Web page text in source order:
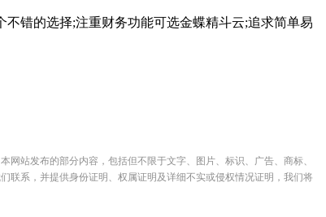
错的选择;注重财务功能可选金蝶精斗云;追求简单易
站发布的部分内容，包括但不限于文字、图片、标识、广告、商标、
联系，并提供身份证明、权属证明及详细不实或侵权情况证明，我们将